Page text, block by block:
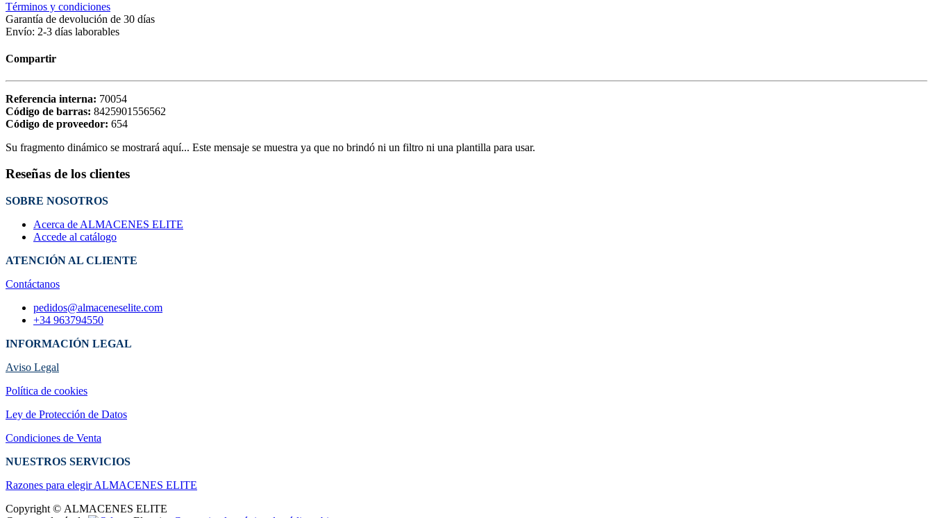
Términos y condiciones
Garantía de devolución de 30 días
Envío: 2-3 días laborables
Compartir
Referencia interna: 70054
Código de barras: 8425901556562
Código de proveedor: 654
Su fragmento dinámico se mostrará aquí... Este mensaje se muestra ya que no brindó ni un filtro ni una plantilla para usar.
Reseñas de los clientes
SOBRE NOSOTROS
Acerca de ALMACENES ELITE
Accede al catálogo
ATENCIÓN AL CLIENTE
Contáctanos
pedidos@almaceneselite.com
+34 963794550
INFORMACIÓN LEGAL
Aviso Legal
Política de cookies
Ley de Protección de Datos
Condiciones de Venta
NUESTROS SERVICIOS
Razones para elegir ALMACENES ELI​TE
Copyright © ALMACENES ELITE